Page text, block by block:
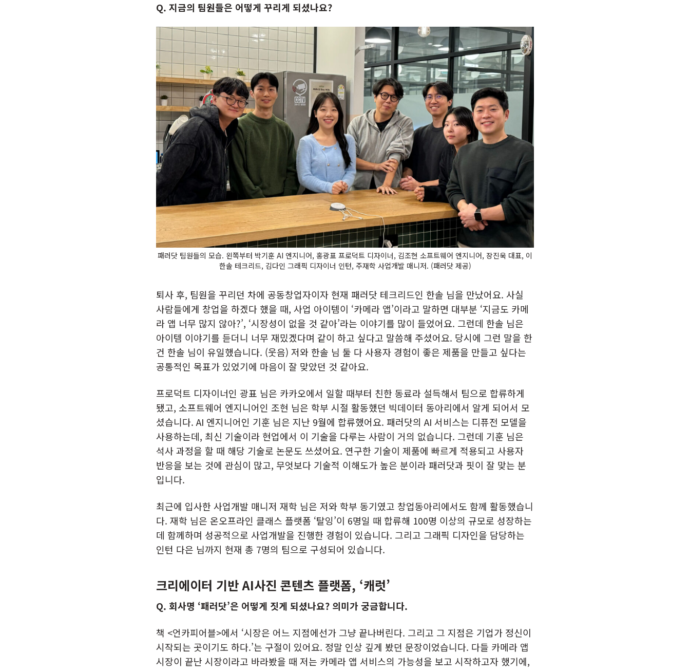
Q. 지금의 팀원들은 어떻게 꾸리게 되셨나요?
패러닷 팀원들의 모습. 왼쪽부터 박기훈 AI 엔지니어, 홍광표 프로덕트 디자이너, 김조현 소프트웨어 엔지니어, 장진욱 대표, 이
한솔 테크리드, 김다인 그래픽 디자이너 인턴, 주재학 사업개발 매니저. (패러닷 제공)
퇴사 후, 팀원을 꾸리던 차에 공동창업자이자 현재 패러닷 테크리드인 한솔 님을 만났어요. 사실
사람들에게 창업을 하겠다 했을 때, 사업 아이템이 ‘카메라 앱’이라고 말하면 대부분 ‘지금도 카메
라 앱 너무 많지 않아?’, ‘시장성이 없을 것 같아’라는 이야기를 많이 들었어요. 그런데 한솔 님은
아이템 이야기를 듣더니 너무 재밌겠다며 같이 하고 싶다고 말씀해 주셨어요. 당시에 그런 말을 한
건 한솔 님이 유일했습니다. (웃음) 저와 한솔 님 둘 다 사용자 경험이 좋은 제품을 만들고 싶다는
공통적인 목표가 있었기에 마음이 잘 맞았던 것 같아요.
프로덕트 디자이너인 광표 님은 카카오에서 일할 때부터 친한 동료라 설득해서 팀으로 합류하게
됐고, 소프트웨어 엔지니어인 조현 님은 학부 시절 활동했던 빅데이터 동아리에서 알게 되어서 모
셨습니다. AI 엔지니어인 기훈 님은 지난 9월에 합류했어요. 패러닷의 AI 서비스는 디퓨전 모델을
사용하는데, 최신 기술이라 현업에서 이 기술을 다루는 사람이 거의 없습니다. 그런데 기훈 님은
석사 과정을 할 때 해당 기술로 논문도 쓰셨어요. 연구한 기술이 제품에 빠르게 적용되고 사용자
반응을 보는 것에 관심이 많고, 무엇보다 기술적 이해도가 높은 분이라 패러닷과 핏이 잘 맞는 분
입니다.
최근에 입사한 사업개발 매니저 재학 님은 저와 학부 동기였고 창업동아리에서도 함께 활동했습니
다. 재학 님은 온오프라인 클래스 플랫폼 ‘탈잉’이 6명일 때 합류해 100명 이상의 규모로 성장하는
데 함께하며 성공적으로 사업개발을 진행한 경험이 있습니다. 그리고 그래픽 디자인을 담당하는
인턴 다은 님까지 현재 총 7명의 팀으로 구성되어 있습니다.
크리에이터 기반 AI사진 콘텐츠 플랫폼, ‘캐럿’
Q. 회사명 ‘패러닷’은 어떻게 짓게 되셨나요? 의미가 궁금합니다.
책 <언카피어블>에서 ‘시장은 어느 지점에선가 그냥 끝나버린다. 그리고 그 지점은 기업가 정신이
시작되는 곳이기도 하다.’는 구절이 있어요. 정말 인상 깊게 봤던 문장이었습니다. 다들 카메라 앱
시장이 끝난 시장이라고 바라봤을 때 저는 카메라 앱 서비스의 가능성을 보고 시작하고자 했기에,